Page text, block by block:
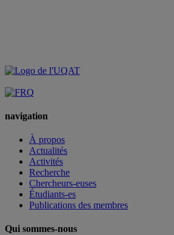
navigation
À propos
Actualités
Activités
Recherche
Chercheurs-euses
Étudiants-es
Publications des membres
Qui sommes-nous